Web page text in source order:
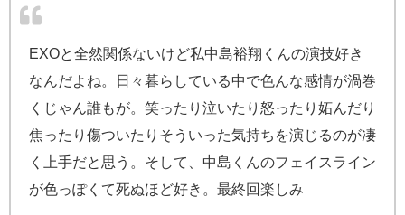
EXOと全然関係ないけど私中島裕翔くんの演技好き
なんだよね。日々暮らしている中で色んな感情が渦巻
くじゃん誰もが。笑ったり泣いたり怒ったり妬んだり
焦ったり傷ついたりそういった気持ちを演じるのが凄
く上手だと思う。そして、中島くんのフェイスライン
が色っぽくて死ぬほど好き。最終回楽しみ